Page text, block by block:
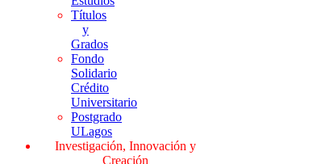
Títulos
y
Grados
Fondo
Solidario
Crédito
Universitario
Postgrado
ULagos
Investigación, Innovación y
Creación